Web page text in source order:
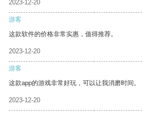
2023-12-20
游客
这款软件的价格非常实惠，值得推荐。
2023-12-20
游客
这款app的游戏非常好玩，可以让我消磨时间。
2023-12-20